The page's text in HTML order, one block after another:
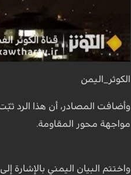
الكوثر_اليمن
وأضافت المصادر، أن هذا الرد
مواجهة محور المقاومة.
واختتم البيان اليمني بالإشارة